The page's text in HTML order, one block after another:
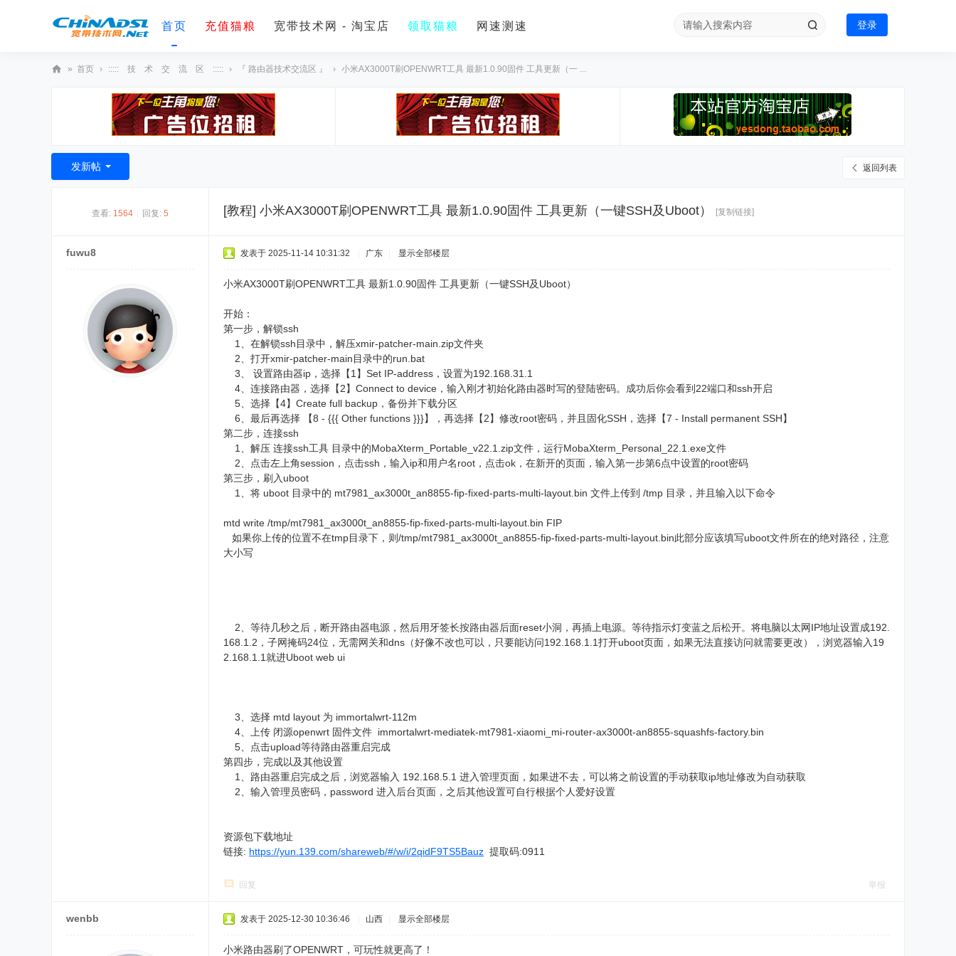
首页 充值猫粮 宽带技术网 - 淘宝店 领取猫粮 网速测速 登录
术
» 首页 › ::::: 技 术 交 流 区 ::::: › 『 路由器技术交流区 』 › 小米AX3000T刷OPENWRT工具 最新1.0.90固件 工具更新（一 ...
返回列表
发新帖
查看: 1564 回复: 5 [教程] 小米AX3000T刷OPENWRT工具 最新1.0.90固件 工具更新（一键SSH及Uboot） [复制链接]
fuwu8 发表于 2025-11-14 10:31:32 广东 显示全部楼层
小米AX3000T刷OPENWRT工具 最新1.0.90固件 工具更新（一键SSH及Uboot）
开始：
第一步，解锁ssh
1、在解锁ssh目录中，解压xmir-patcher-main.zip文件夹
2、打开xmir-patcher-main目录中的run.bat
3、 设置路由器ip，选择【1】Set IP-address，设置为192.168.31.1
4、连接路由器，选择【2】Connect to device，输入刚才初始化路由器时写的登陆密码。成功后你会看到22端口和ssh开启
5、选择【4】Create full backup，备份并下载分区
6、最后再选择 【8 - {{{ Other functions }}}】，再选择【2】修改root密码，并且固化SSH，选择【7 - Install permanent SSH】
第二步，连接ssh
1、解压 连接ssh工具 目录中的MobaXterm_Portable_v22.1.zip文件，运行MobaXterm_Personal_22.1.exe文件
2、点击左上角session，点击ssh，输入ip和用户名root，点击ok，在新开的页面，输入第一步第6点中设置的root密码
第三步，刷入uboot
1、将 uboot 目录中的 mt7981_ax3000t_an8855-fip-fixed-parts-multi-layout.bin 文件上传到 /tmp 目录，并且输入以下命令
mtd write /tmp/mt7981_ax3000t_an8855-fip-fixed-parts-multi-layout.bin FIP
如果你上传的位置不在tmp目录下，则/tmp/mt7981_ax3000t_an8855-fip-fixed-parts-multi-layout.bin此部分应该填写uboot文件所在的绝对路径，注意
大小写
2、等待几秒之后，断开路由器电源，然后用牙签长按路由器后面reset小洞，再插上电源。等待指示灯变蓝之后松开。将电脑以太网IP地址设置成192.
168.1.2，子网掩码24位，无需网关和dns（好像不改也可以，只要能访问192.168.1.1打开uboot页面，如果无法直接访问就需要更改），浏览器输入19
2.168.1.1就进Uboot web ui
3、选择 mtd layout 为 immortalwrt-112m
4、上传 闭源openwrt 固件文件 immortalwrt-mediatek-mt7981-xiaomi_mi-router-ax3000t-an8855-squashfs-factory.bin
5、点击upload等待路由器重启完成
第四步，完成以及其他设置
1、路由器重启完成之后，浏览器输入 192.168.5.1 进入管理页面，如果进不去，可以将之前设置的手动获取ip地址修改为自动获取
2、输入管理员密码，password 进入后台页面，之后其他设置可自行根据个人爱好设置
资源包下载地址
链接: https://yun.139.com/shareweb/#/w/i/2qidF9TS5Bauz 提取码:0911
回复 举报
wenbb 发表于 2025-12-30 10:36:46 山西 显示全部楼层
小米路由器刷了OPENWRT，可玩性就更高了！